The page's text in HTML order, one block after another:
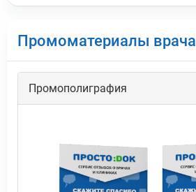
Промоматериалы врача
Промополиграфия